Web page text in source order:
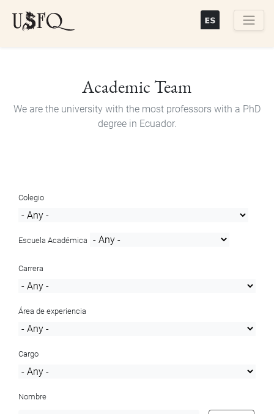
Academic Team
We are the university with the most professors with a PhD
degree in Ecuador.
Colegio
Escuela Académica
Carrera
Área de experiencia
Cargo
Nombre